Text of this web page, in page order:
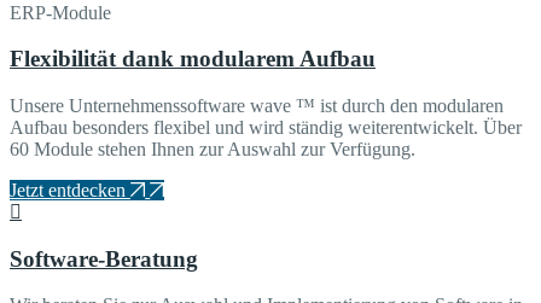
ERP-Module
Flexibilität dank modularem Aufbau
Unsere Unternehmenssoftware wave ™ ist durch den modularen
Aufbau besonders flexibel und wird ständig weiterentwickelt. Über
60 Module stehen Ihnen zur Auswahl zur Verfügung.
Jetzt entdecken
Software-Beratung